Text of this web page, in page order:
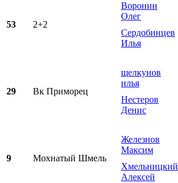
53 2+2
Воронин
Олег
Сердобинцев
Илья
29 Вк Приморец
щелкунов
илья
Нестеров
Денис
9 Мохнатый Шмель
Железнов
Максим
Хмельницкий
Алексей